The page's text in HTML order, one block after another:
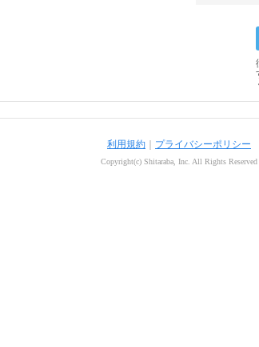
利用規約 プライバシーポリシー
Copyright(c) Shitaraba, Inc. All Rights Reserved